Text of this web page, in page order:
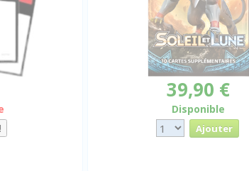
39,90 €
Disponible